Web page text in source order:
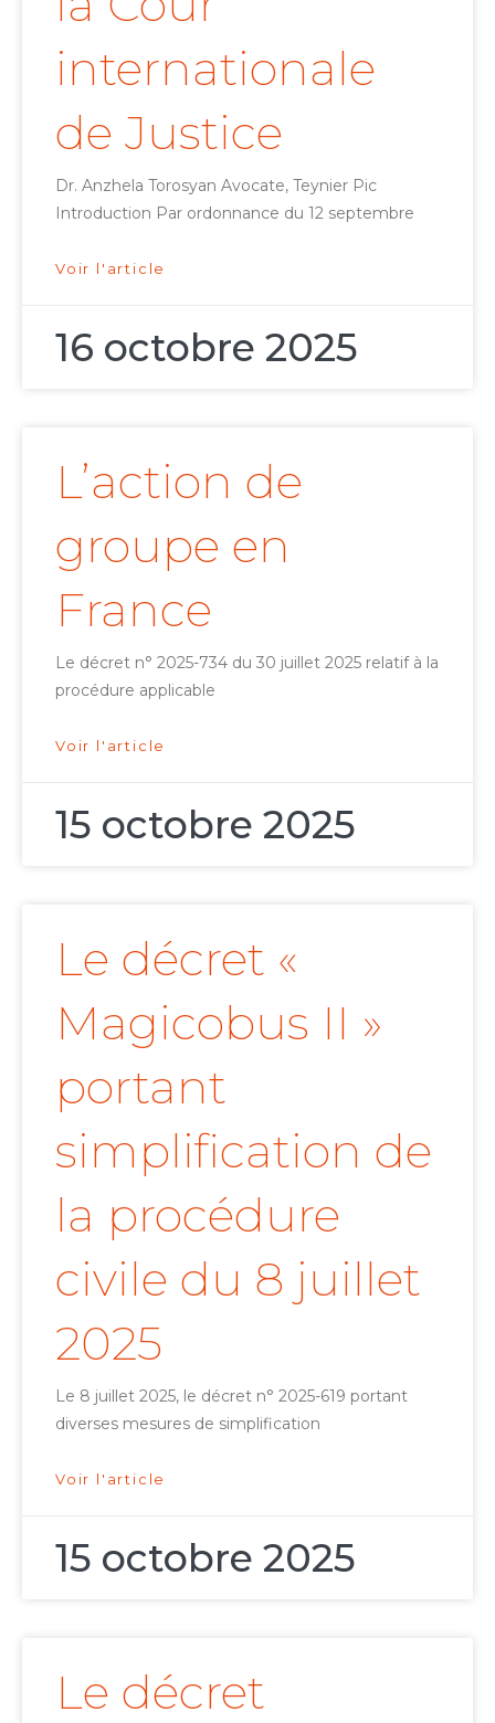
internationale
de Justice
Dr. Anzhela Torosyan Avocate, Teynier Pic
Introduction Par ordonnance du 12 septembre
Voir l'article
16 octobre 2025
L’action de
groupe en
France
Le décret n° 2025-734 du 30 juillet 2025 relatif à la
procédure applicable
Voir l'article
15 octobre 2025
Le décret «
Magicobus II »
portant
simplification de
la procédure
civile du 8 juillet
2025
Le 8 juillet 2025, le décret n° 2025-619 portant
diverses mesures de simplification
Voir l'article
15 octobre 2025
Le décret